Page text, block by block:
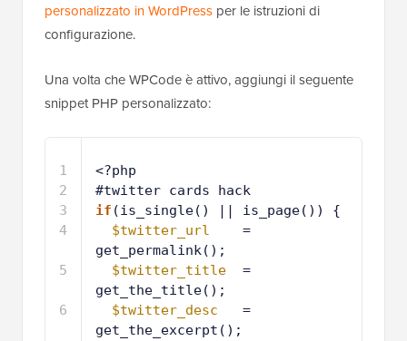
personalizzato in WordPress per le istruzioni di
configurazione.
Una volta che WPCode è attivo, aggiungi il seguente
snippet PHP personalizzato:
1
2
3
4
5
6
<?php
#twitter cards hack
if (is_single() || is_page()) {
$twitter_url
=
get_permalink();
$twitter_title
=
get_the_title();
$twitter_desc
=
get_the_excerpt();